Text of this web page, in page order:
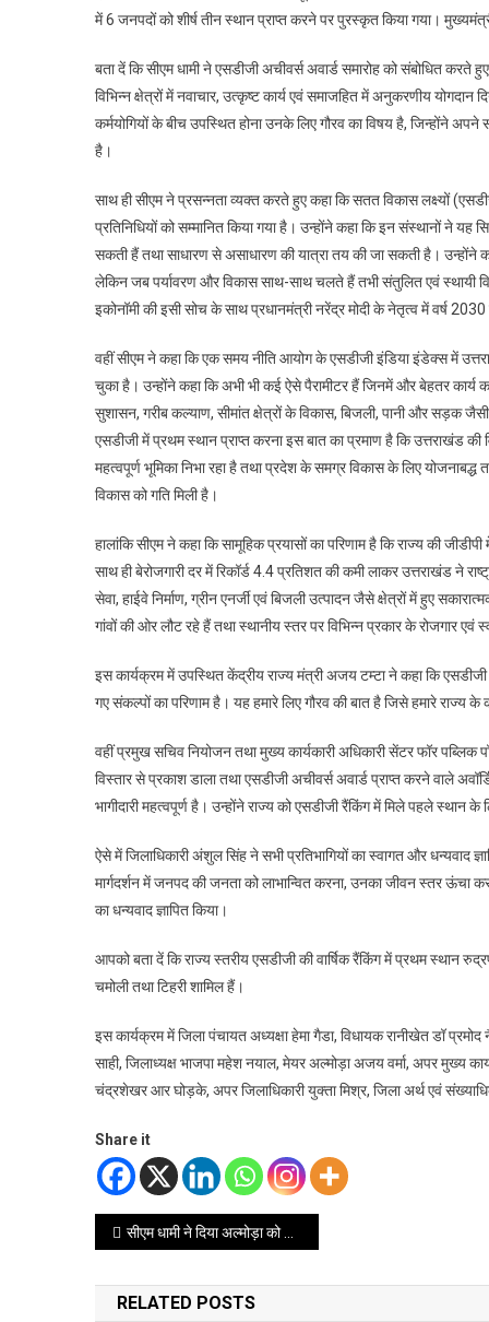
में 6 जनपदों को शीर्ष तीन स्थान प्राप्त करने पर पुरस्कृत किया गया।
बता दें कि सीएम धामी ने एसडीजी अचीवर्स अवार्ड समारोह को संबोधित
विभिन्न क्षेत्रों में नवाचार, उत्कृष्ट कार्य एवं समाजहित में अनुकरणीय
कर्मयोगियों के बीच उपस्थित होना उनके लिए गौरव का विषय है, जिन्होंने
है।
साथ ही सीएम ने प्रसन्नता व्यक्त करते हुए कहा कि सतत विकास लक्ष्यों
प्रतिनिधियों को सम्मानित किया गया है। उन्होंने कहा कि इन संस्थानों ने
सकती हैं तथा साधारण से असाधारण की यात्रा तय की जा सकती है। उन्होंने
लेकिन जब पर्यावरण और विकास साथ-साथ चलते हैं तभी संतुलित एवं स्थायी
इकोनॉमी की इसी सोच के साथ प्रधानमंत्री नरेंद्र मोदी के नेतृत्व में वर्ष
वहीं सीएम ने कहा कि एक समय नीति आयोग के एसडीजी इंडिया इंडेक्स में
चुका है। उन्होंने कहा कि अभी भी कई ऐसे पैरामीटर हैं जिनमें और बेहतर
सुशासन, गरीब कल्याण, सीमांत क्षेत्रों के विकास, बिजली, पानी और सड़क
एसडीजी में प्रथम स्थान प्राप्त करना इस बात का प्रमाण है कि उत्तराखंड की
महत्वपूर्ण भूमिका निभा रहा है तथा प्रदेश के समग्र विकास के लिए
विकास को गति मिली है।
हालांकि सीएम ने कहा कि सामूहिक प्रयासों का परिणाम है कि राज्य की
साथ ही बेरोजगारी दर में रिकॉर्ड 4.4 प्रतिशत की कमी लाकर उत्तराखंड ने
सेवा, हाईवे निर्माण, ग्रीन एनर्जी एवं बिजली उत्पादन जैसे क्षेत्रों में हुए
गांवों की ओर लौट रहे हैं तथा स्थानीय स्तर पर विभिन्न प्रकार के रोजगार एवं
इस कार्यक्रम में उपस्थित केंद्रीय राज्य मंत्री अजय टम्टा ने कहा कि
गए संकल्पों का परिणाम है। यह हमारे लिए गौरव की बात है जिसे हमारे राज्य के
वहीं प्रमुख सचिव नियोजन तथा मुख्य कार्यकारी अधिकारी सेंटर फॉर पब्लिक
विस्तार से प्रकाश डाला तथा एसडीजी अचीवर्स अवार्ड प्राप्त करने वाले
भागीदारी महत्वपूर्ण है। उन्होंने राज्य को एसडीजी रैंकिंग में मिले पहले स्थान के
ऐसे में जिलाधिकारी अंशुल सिंह ने सभी प्रतिभागियों का स्वागत और धन्यवाद
मार्गदर्शन में जनपद की जनता को लाभान्वित करना, उनका जीवन स्तर ऊंचा
का धन्यवाद ज्ञापित किया।
आपको बता दें कि राज्य स्तरीय एसडीजी की वार्षिक रैंकिंग में प्रथम स्थान
चमोली तथा टिहरी शामिल हैं।
इस कार्यक्रम में जिला पंचायत अध्यक्षा हेमा गैडा, विधायक रानीखेत डॉ
साही, जिलाध्यक्ष भाजपा महेश नयाल, मेयर अल्मोड़ा अजय वर्मा, अपर मुख्य
चंद्रशेखर आर घोड़के, अपर जिलाधिकारी युक्ता मिश्र, जिला अर्थ एवं
Share it
Post
navigation
सीएम धामी ने दिया अल्मोड़ा को 138 करोड़ की सौगात, इन योजनाओं का हुआ लोकार्पण और शिलान्यास
RELATED POSTS